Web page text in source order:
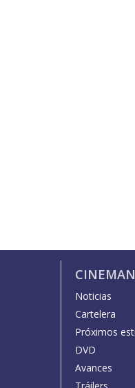
Noticias
Cartelera
Próximos
DVD
Avances